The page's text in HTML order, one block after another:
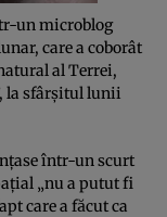
un microblog
care a coborât
al Terrei,
la sfârşitul lunii
într-un scurt
„nu a putut fi
care a făcut ca